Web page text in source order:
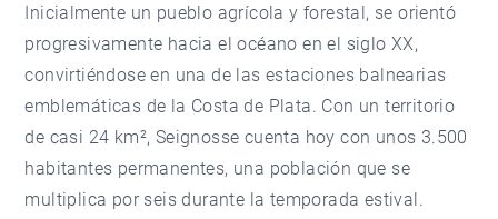
Inicialmente un pueblo agrícola y forestal, se orientó
progresivamente hacia el océano en el siglo XX,
convirtiéndose en una de las estaciones balnearias
emblemáticas de la Costa de Plata. Con un territorio
de casi 24 km², Seignosse cuenta hoy con unos 3.500
habitantes permanentes, una población que se
multiplica por seis durante la temporada estival.